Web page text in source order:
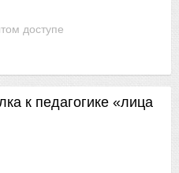
доступе
к педагогике «лица